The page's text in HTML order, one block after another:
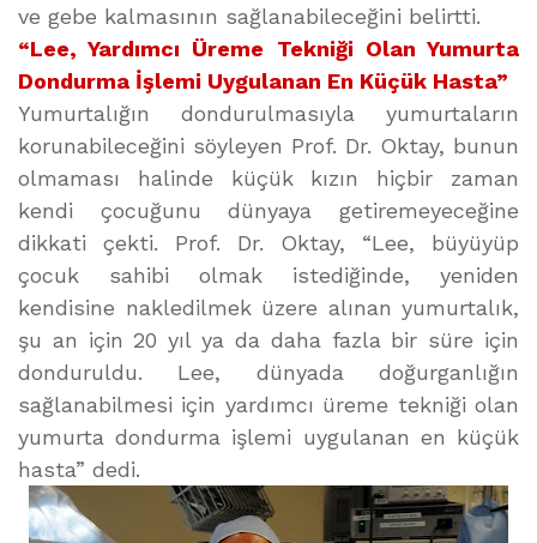
ve gebe kalmasının sağlanabileceğini belirtti.
“Lee, Yardımcı Üreme Tekniği Olan Yumurta
Dondurma İşlemi Uygulanan En Küçük Hasta”
Yumurtalığın dondurulmasıyla yumurtaların
korunabileceğini söyleyen Prof. Dr. Oktay, bunun
olmaması halinde küçük kızın hiçbir zaman
kendi çocuğunu dünyaya getiremeyeceğine
dikkati çekti. Prof. Dr. Oktay, “Lee, büyüyüp
çocuk sahibi olmak istediğinde, yeniden
kendisine nakledilmek üzere alınan yumurtalık,
şu an için 20 yıl ya da daha fazla bir süre için
donduruldu. Lee, dünyada doğurganlığın
sağlanabilmesi için yardımcı üreme tekniği olan
yumurta dondurma işlemi uygulanan en küçük
hasta” dedi.